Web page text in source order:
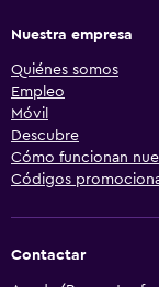
Nuestra empresa
Quiénes somos
Empleo
Móvil
Descubre
Cómo funcionan
Códigos
Contactar